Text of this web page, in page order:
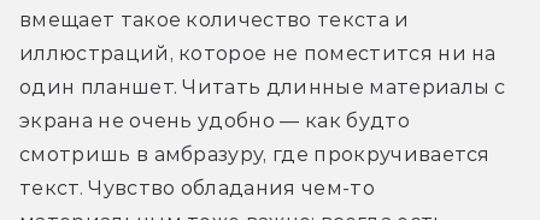
вмещает такое количество текста и
иллюстраций, которое не поместится ни на
один планшет. Читать длинные материалы с
экрана не очень удобно — как будто
смотришь в амбразуру, где прокручивается
текст. Чувство обладания чем-то